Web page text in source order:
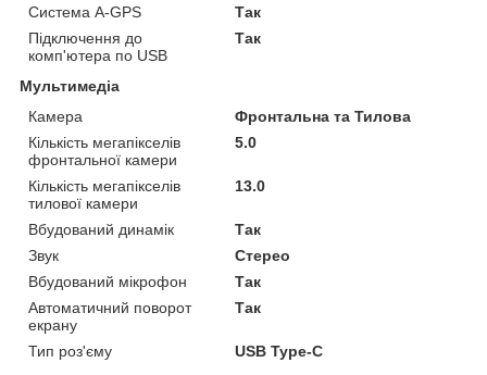
Система A-GPS
Так
Підключення до
комп'ютера по USB
Так
Мультимедіа
Камера
Фронтальна та Тилова
Кількість мегапікселів
фронтальної камери
5.0
Кількість мегапікселів
тилової камери
13.0
Вбудований динамік
Так
Звук
Стерео
Вбудований мікрофон
Так
Автоматичний поворот
екрану
Так
Тип роз'єму
USB Type-C